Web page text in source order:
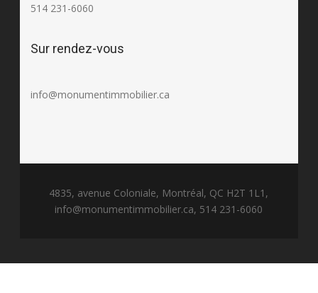
514 231-6060
Sur rendez-vous
info@monumentimmobilier.ca
4835, avenue Coloniale, Montréal, QC H2T 1L1,
info@monumentimmobilier.ca, 514 231-6060